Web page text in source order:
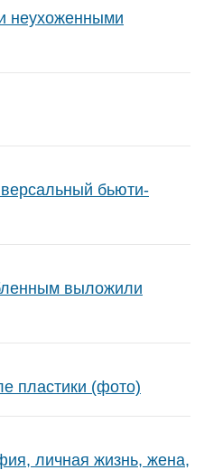
неухоженными
бьюти-
выложили
пластики (фото)
личная жизнь, жена,